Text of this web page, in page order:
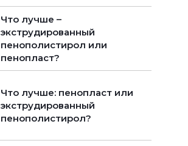
Что лучше –
экструдированный
пенополистирол или
пенопласт?
Что лучше: пенопласт или
экструдированный
пенополистирол?